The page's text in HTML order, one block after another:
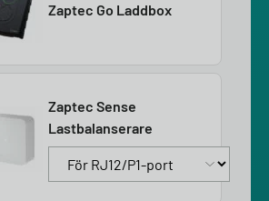
Zaptec Go Laddbox
Zaptec Sense
Lastbalanserare